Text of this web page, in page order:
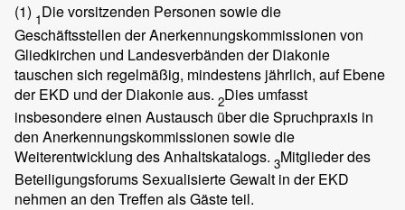
(1) 1Die vorsitzenden Personen sowie die
Geschäftsstellen der Anerkennungskommissionen von
Gliedkirchen und Landesverbänden der Diakonie
tauschen sich regelmäßig, mindestens jährlich, auf Ebene
der EKD und der Diakonie aus. 2Dies umfasst
insbesondere einen Austausch über die Spruchpraxis in
den Anerkennungskommissionen sowie die
Weiterentwicklung des Anhaltskatalogs. 3Mitglieder des
Beteiligungsforums Sexualisierte Gewalt in der EKD
nehmen an den Treffen als Gäste teil.